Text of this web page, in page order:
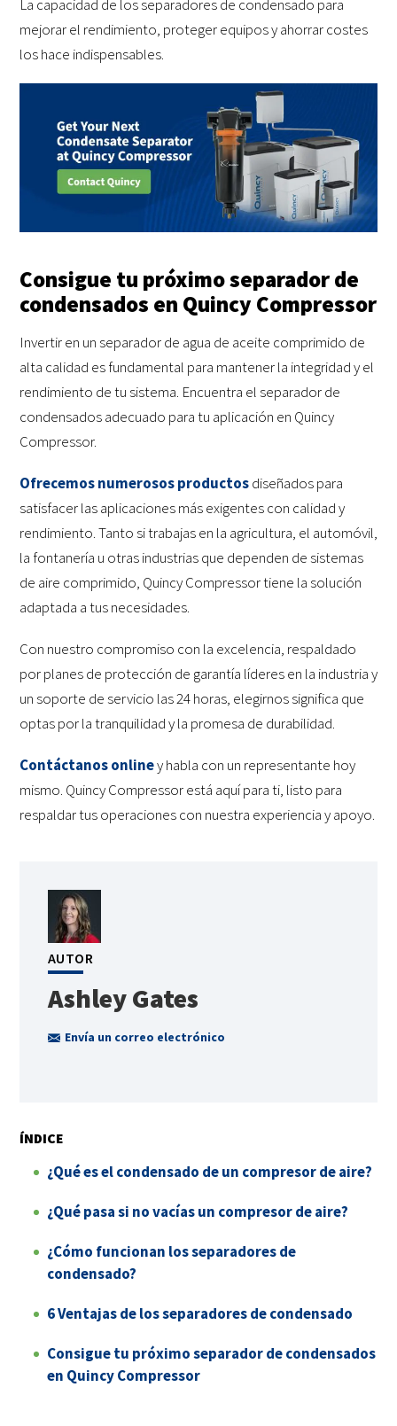
La capacidad de los separadores de condensado para
mejorar el rendimiento, proteger equipos y ahorrar costes
los hace indispensables.
Consigue tu próximo separador de
condensados en Quincy Compressor
Invertir en un separador de agua de aceite comprimido de
alta calidad es fundamental para mantener la integridad y el
rendimiento de tu sistema. Encuentra el separador de
condensados adecuado para tu aplicación en Quincy
Compressor.
Ofrecemos numerosos productosdiseñados para
satisfacer las aplicaciones más exigentes con calidad y
rendimiento. Tanto si trabajas en la agricultura, el automóvil,
la fontanería u otras industrias que dependen de sistemas
de aire comprimido, Quincy Compressor tiene la solución
adaptada a tus necesidades.
Con nuestro compromiso con la excelencia, respaldado
por planes de protección de garantía líderes en la industria y
un soporte de servicio las 24 horas, elegirnos significa que
optas por la tranquilidad y la promesa de durabilidad.
Contáctanos onliney habla con un representante hoy
mismo. Quincy Compressor está aquí para ti, listo para
respaldar tus operaciones con nuestra experiencia y apoyo.
AUTOR
Ashley Gates
Envía un correo electrónico
ÍNDICE
¿Qué es el condensado de un compresor de aire?
¿Qué pasa si no vacías un compresor de aire?
¿Cómo funcionan los separadores de
condensado?
6 Ventajas de los separadores de condensado
Consigue tu próximo separador de condensados
en Quincy Compressor